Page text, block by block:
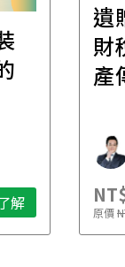
解
遺
財
產
原價